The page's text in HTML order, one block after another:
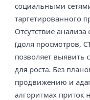
социальными
таргетированного
Отсутствие
(доля просмотров,
позволяет выявить
для роста. Без
продвижению и
алгоритмах приток